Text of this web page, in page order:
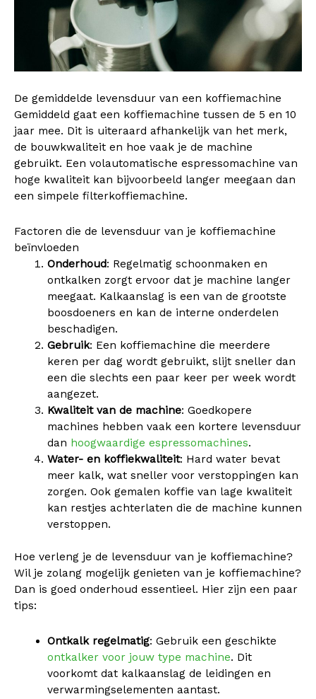
De gemiddelde levensduur van een koffiemachine
Gemiddeld gaat een koffiemachine tussen de 5 en 10
jaar mee. Dit is uiteraard afhankelijk van het merk,
de bouwkwaliteit en hoe vaak je de machine
gebruikt. Een volautomatische espressomachine van
hoge kwaliteit kan bijvoorbeeld langer meegaan dan
een simpele filterkoffiemachine.
Factoren die de levensduur van je koffiemachine
beïnvloeden
Onderhoud: Regelmatig schoonmaken en
ontkalken zorgt ervoor dat je machine langer
meegaat. Kalkaanslag is een van de grootste
boosdoeners en kan de interne onderdelen
beschadigen.
Gebruik: Een koffiemachine die meerdere
keren per dag wordt gebruikt, slijt sneller dan
een die slechts een paar keer per week wordt
aangezet.
Kwaliteit van de machine: Goedkopere
machines hebben vaak een kortere levensduur
dan hoogwaardige espressomachines.
Water- en koffiekwaliteit: Hard water bevat
meer kalk, wat sneller voor verstoppingen kan
zorgen. Ook gemalen koffie van lage kwaliteit
kan restjes achterlaten die de machine kunnen
verstoppen.
Hoe verleng je de levensduur van je koffiemachine?
Wil je zolang mogelijk genieten van je koffiemachine?
Dan is goed onderhoud essentieel. Hier zijn een paar
tips:
Ontkalk regelmatig: Gebruik een geschikte
ontkalker voor jouw type machine. Dit
voorkomt dat kalkaanslag de leidingen en
verwarmingselementen aantast.